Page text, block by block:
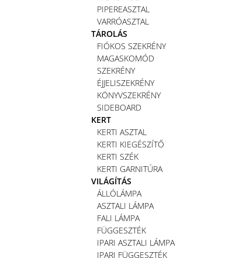
PIPEREASZTAL
VARRÓASZTAL
TÁROLÁS
FIÓKOS SZEKRÉNY
MAGASKOMÓD
SZEKRÉNY
ÉJJELISZEKRÉNY
KÖNYVSZEKRÉNY
SIDEBOARD
KERT
KERTI ASZTAL
KERTI KIEGÉSZÍTŐ
KERTI SZÉK
KERTI GARNITÚRA
VILÁGÍTÁS
ÁLLÓLÁMPA
ASZTALI LÁMPA
FALI LÁMPA
FÜGGESZTÉK
IPARI ASZTALI LÁMPA
IPARI FÜGGESZTÉK